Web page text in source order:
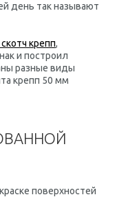
день так называют
крепп,
и построил
разные виды
крепп 50 мм
поверхностей